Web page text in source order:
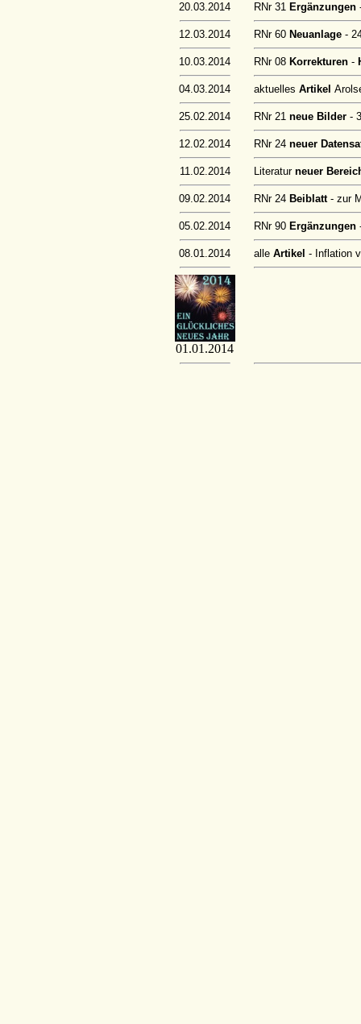
20.03.2014 RNr 31 Ergänzungen
12.03.2014 RNr 60 Neuanlage -
10.03.2014 RNr 08 Korrekturen -
04.03.2014 aktuelles Artikel
25.02.2014 RNr 21 neue Bilder -
12.02.2014 RNr 24 neuer
11.02.2014 Literatur neuer
09.02.2014 RNr 24 Beiblatt - zur
05.02.2014 RNr 90 Ergänzungen
08.01.2014 alle Artikel - Inflation
01.01.2014